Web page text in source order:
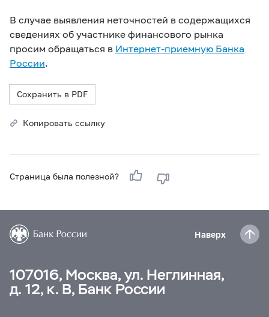
В случае выявления неточностей в содержащихся
сведениях об участнике финансового рынка
просим обращаться в Интернет-приемную Банка
России.
Сохранить в PDF
Копировать ссылку
Страница была полезной?
Наверх
107016, Москва, ул. Неглинная,
д. 12, к. В, Банк России